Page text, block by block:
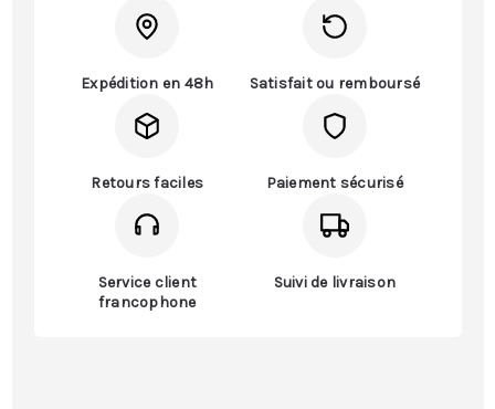
Expédition en 48h Satisfait ou remboursé
Retours faciles Paiement sécurisé
Service client
francophone
Suivi de livraison